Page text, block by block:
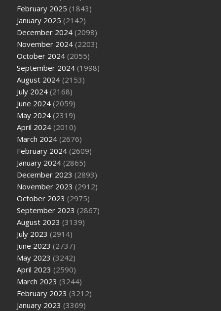
February 2025 (1843)
January 2025 (2142)
December 2024 (2098)
November 2024 (2203)
October 2024 (2055)
September 2024 (1998)
August 2024 (2153)
July 2024 (2168)
June 2024 (2059)
May 2024 (2319)
April 2024 (2010)
March 2024 (2676)
February 2024 (2609)
January 2024 (2865)
December 2023 (2893)
November 2023 (2912)
October 2023 (2975)
September 2023 (2867)
August 2023 (3139)
July 2023 (2914)
June 2023 (2737)
May 2023 (3242)
April 2023 (2590)
March 2023 (3244)
February 2023 (3212)
January 2023 (3369)